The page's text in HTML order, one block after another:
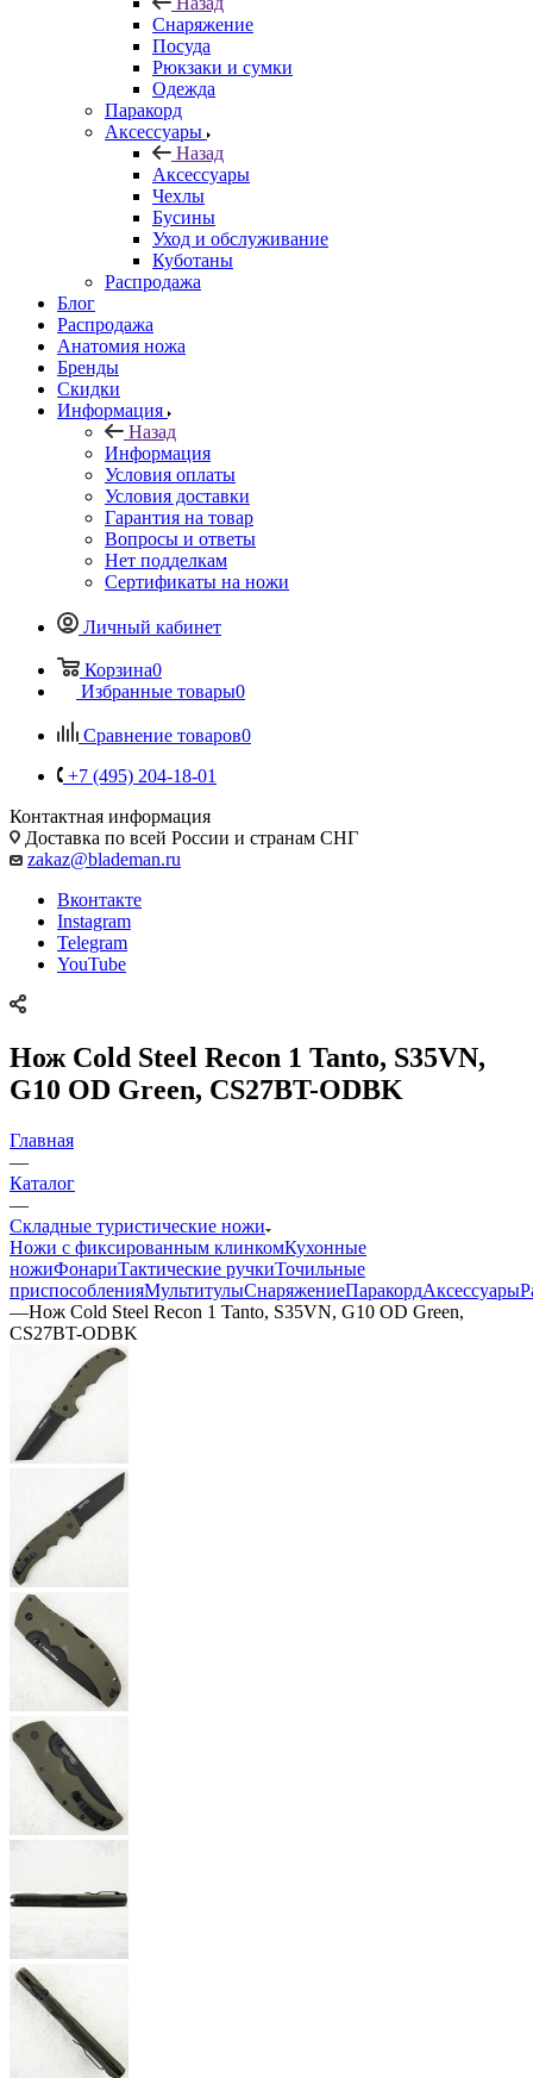
Снаряжение
Посуда
Рюкзаки и сумки
Одежда
Паракорд
Аксессуары
Назад
Аксессуары
Чехлы
Бусины
Уход и обслуживание
Куботаны
Распродажа
Блог
Распродажа
Анатомия ножа
Бренды
Скидки
Информация
Назад
Информация
Условия оплаты
Условия доставки
Гарантия на товар
Вопросы и ответы
Нет подделкам
Сертификаты на ножи
Личный кабинет
Корзина0
Избранные товары0
Сравнение товаров0
+7 (495) 204-18-01
Контактная информация
Доставка по всей России и странам СНГ
zakaz@blademan.ru
Вконтакте
Instagram
Telegram
YouTube
Нож Cold Steel Recon 1 Tanto, S35VN,
G10 OD Green, CS27BT-ODBK
Главная
—
Каталог
—
Складные туристические ножи
Ножи с фиксированным клинкомКухонные
ножиФонариТактические ручкиТочильные
приспособленияМультитулыСнаряжениеПаракордАксессуары
—Нож Cold Steel Recon 1 Tanto, S35VN, G10 OD Green,
CS27BT-ODBK